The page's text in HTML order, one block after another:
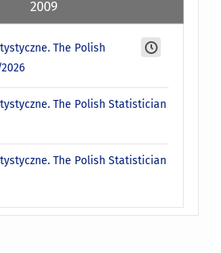
2009
The Polish
The Polish Statistician
The Polish Statistician